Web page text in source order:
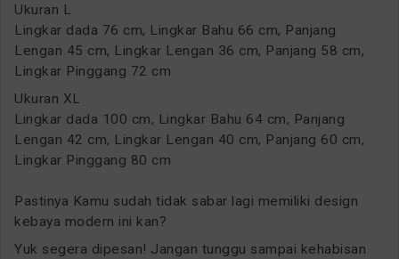
Ukuran L
Lingkar dada 76 cm, Lingkar Bahu 66 cm, Panjang
Lengan 45 cm, Lingkar Lengan 36 cm, Panjang 58 cm,
Lingkar Pinggang 72 cm
Ukuran XL
Lingkar dada 100 cm, Lingkar Bahu 64 cm, Panjang
Lengan 42 cm, Lingkar Lengan 40 cm, Panjang 60 cm,
Lingkar Pinggang 80 cm
Pastinya Kamu sudah tidak sabar lagi memiliki design
kebaya modern ini kan?
Yuk segera dipesan! Jangan tunggu sampai kehabisan